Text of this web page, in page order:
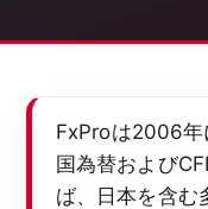
FxProは2006年
国為替および
ば、日本を含む